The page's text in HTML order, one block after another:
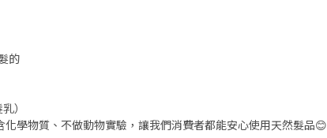
的
）
學物質、不做動物實驗，讓我們消費者都能安心使用天然髮品😊